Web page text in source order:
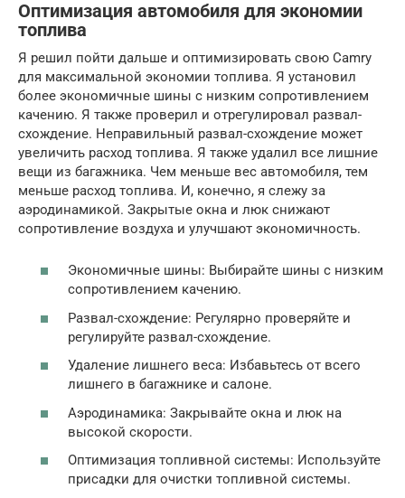
Оптимизация автомобиля для экономии
топлива
Я решил пойти дальше и оптимизировать свою Camry
для максимальной экономии топлива. Я установил
более экономичные шины с низким сопротивлением
качению. Я также проверил и отрегулировал развал-
схождение. Неправильный развал-схождение может
увеличить расход топлива. Я также удалил все лишние
вещи из багажника. Чем меньше вес автомобиля, тем
меньше расход топлива. И, конечно, я слежу за
аэродинамикой. Закрытые окна и люк снижают
сопротивление воздуха и улучшают экономичность.
Экономичные шины: Выбирайте шины с низким
сопротивлением качению.
Развал-схождение: Регулярно проверяйте и
регулируйте развал-схождение.
Удаление лишнего веса: Избавьтесь от всего
лишнего в багажнике и салоне.
Аэродинамика: Закрывайте окна и люк на
высокой скорости.
Оптимизация топливной системы: Используйте
присадки для очистки топливной системы.